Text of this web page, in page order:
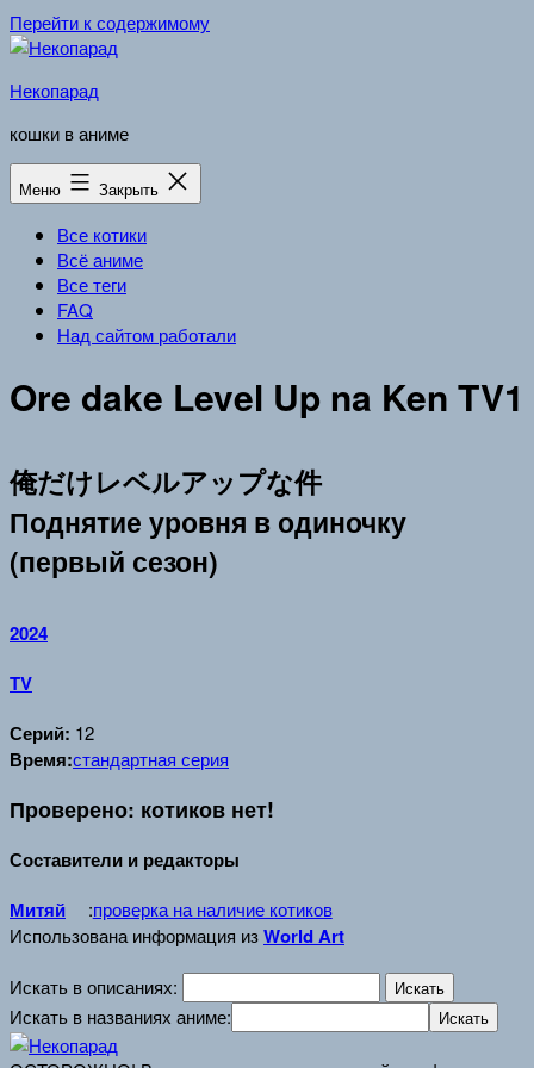
Перейти к содержимому
Некопарад
кошки в аниме
Меню Закрыть
Все котики
Всё аниме
Все теги
FAQ
Над сайтом работали
Ore dake Level Up na Ken TV1
俺だけレベルアップな件
Поднятие уровня в одиночку
(первый сезон)
2024
TV
Серий: 12
Время:стандартная серия
Проверено: котиков нет!
Составители и редакторы
Митяй
:проверка на наличие котиков
Использована информация изWorld Art
Искать в описаниях:
Искать в названиях аниме: